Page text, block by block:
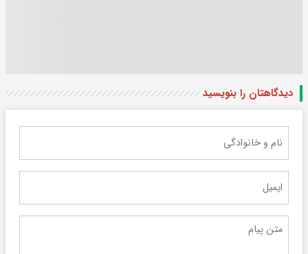
دیدگاهتان را بنویسید